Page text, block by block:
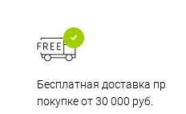
Бесплатная доставка при
покупке от 30 000 руб.